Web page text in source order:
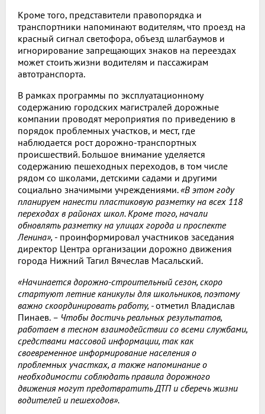
Кроме того, представители правопорядка и
транспортники напоминают водителям, что проезд на
красный сигнал светофора, объезд шлагбаумов и
игнорирование запрещающих знаков на переездах
может стоить жизни водителям и пассажирам
автотранспорта.
В рамках программы по эксплуатационному
содержанию городских магистралей дорожные
компании проводят мероприятия по приведению в
порядок проблемных участков, и мест, где
наблюдается рост дорожно-транспортных
происшествий. Большое внимание уделяется
содержанию пешеходных переходов, в том числе
рядом со школами, детскими садами и другими
социально значимыми учреждениями.«В этом году
планируем нанести пластиковую разметку на всех 118
переходах в районах школ. Кроме того, начали
обновлять разметку на улицах города и проспекте
Ленина», - проинформировал участников заседания
директор Центра организации дорожно движения
города Нижний Тагил Вячеслав Масальский.
«Начинается дорожно-строительный сезон, скоро
стартуют летние каникулы для школьников, поэтому
важно скоординировать работу, -отметил Владислав
Пинаев. – Чтобы достичь реальных результатов,
работаем в тесном взаимодействии со всеми службами,
средствами массовой информации, так как
своевременное информирование населения о
проблемных участках, а также напоминание о
необходимости соблюдать правила дорожного
движения могут предотвратить ДТП и сберечь жизни
водителей и пешеходов».